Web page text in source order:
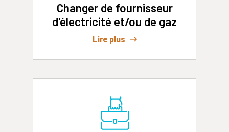
Changer de fournisseur
d'électricité et/ou de gaz
Lire plus